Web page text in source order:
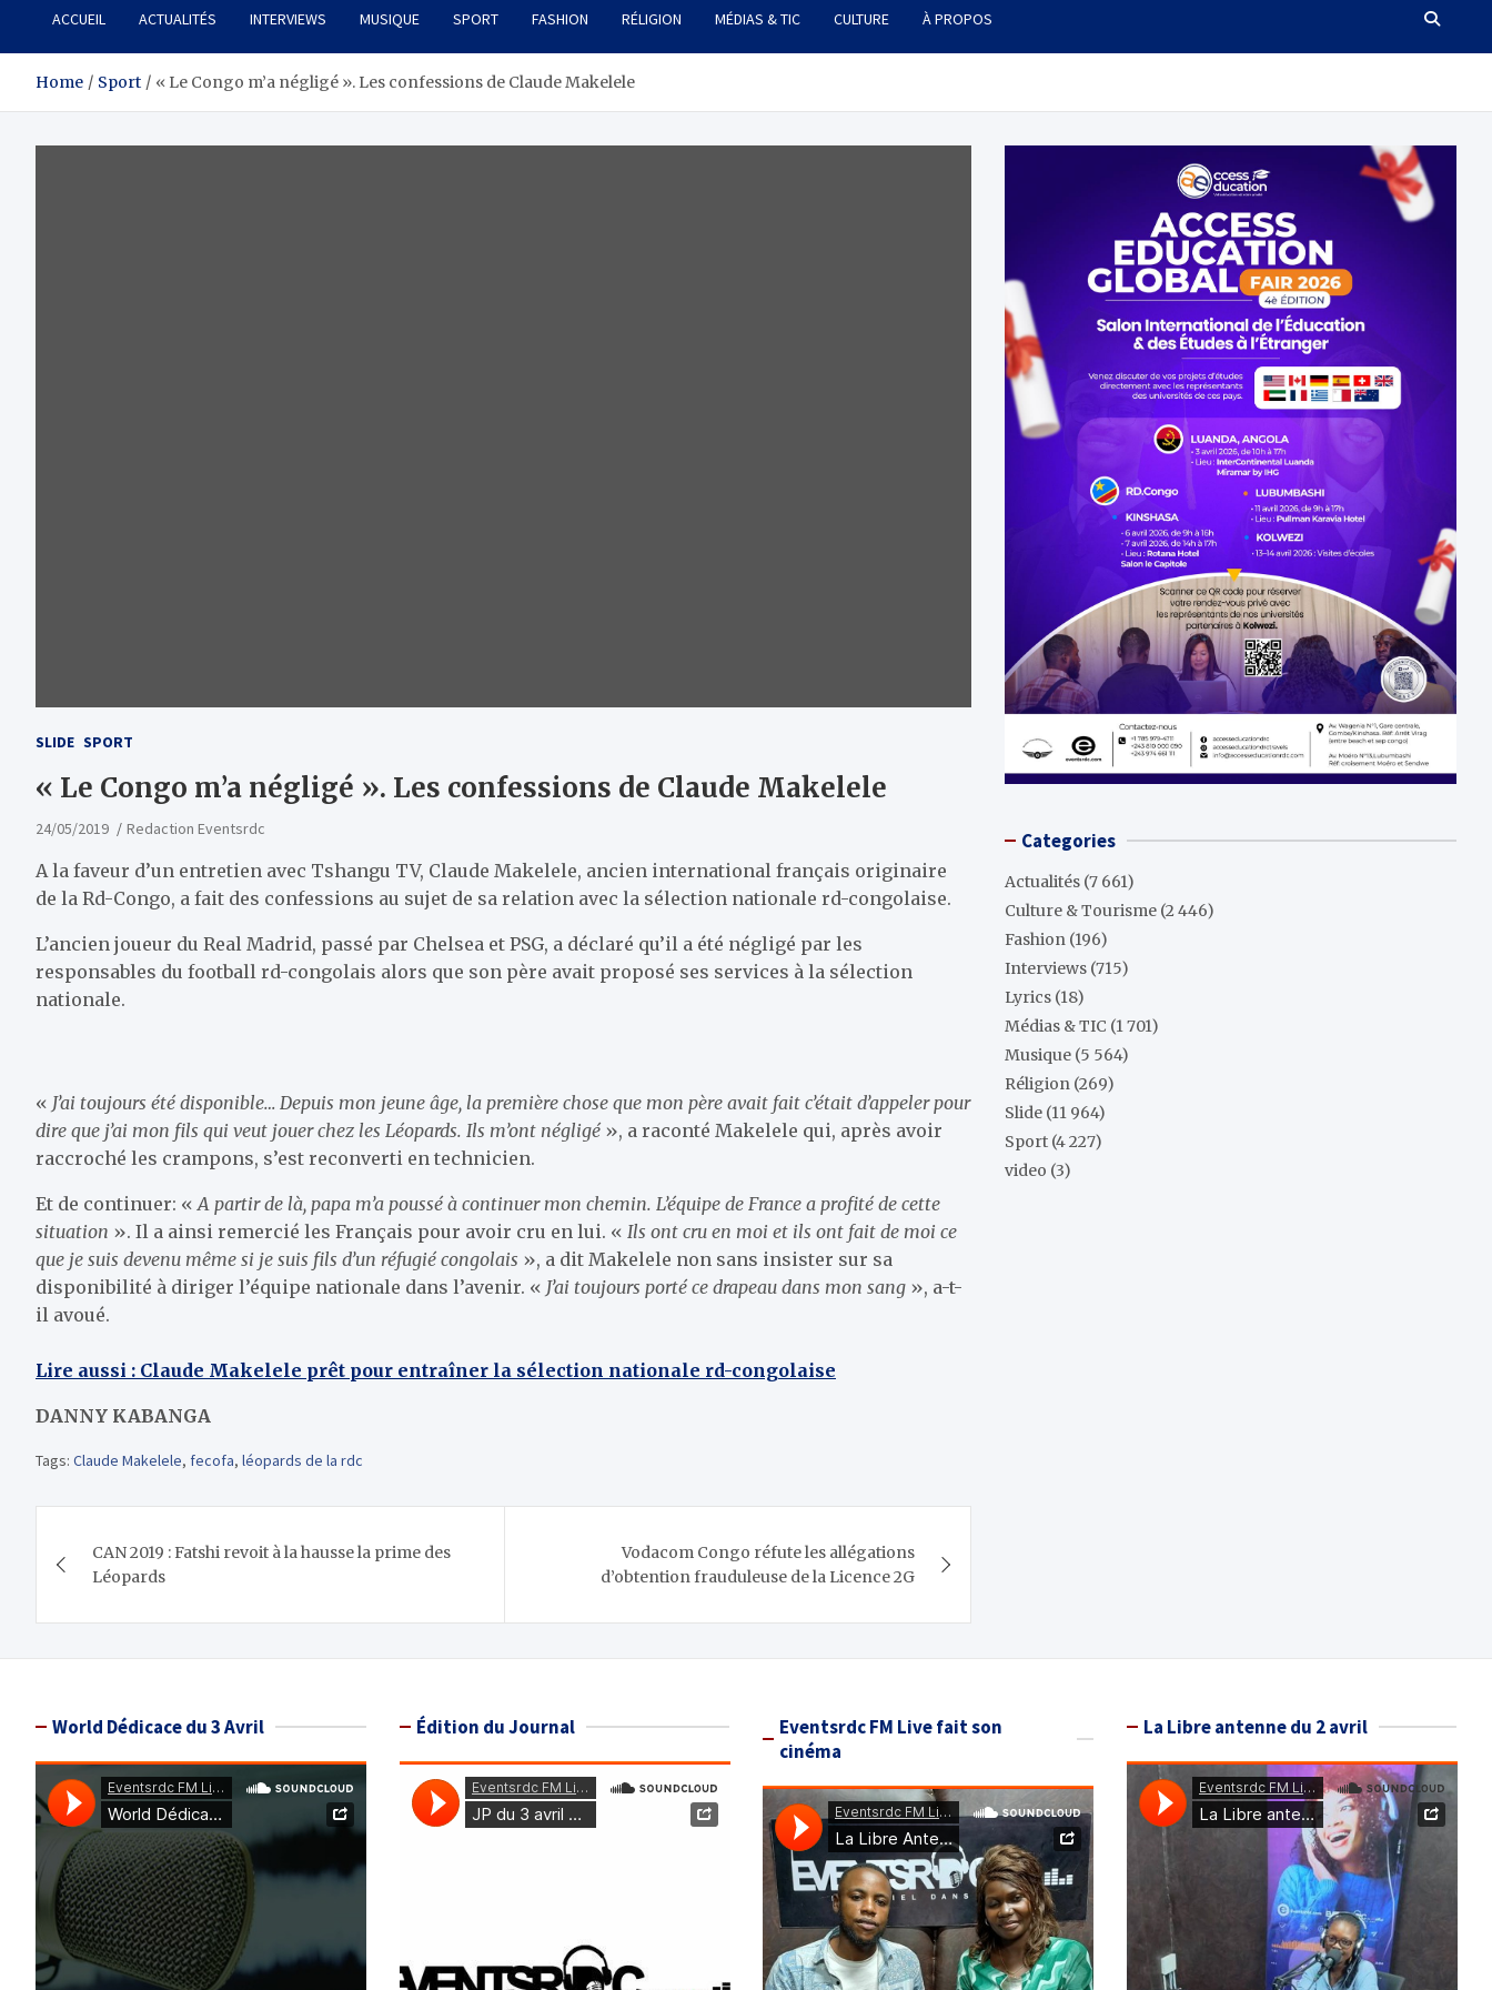
ACCUEIL ACTUALITÉS INTERVIEWS MUSIQUE SPORT FASHION RÉLIGION MÉDIAS & TIC CULTURE À PROPOS
Home Sport « Le Congo m’a négligé ». Les confessions de Claude Makelele
SLIDE SPORT
« Le Congo m’a négligé ». Les confessions de Claude Makelele
24/05/2019 Redaction Eventsrdc
A la faveur d’un entretien avec Tshangu TV, Claude Makelele, ancien international français originaire
de la Rd-Congo, a fait des confessions au sujet de sa relation avec la sélection nationale rd-congolaise.
L’ancien joueur du Real Madrid, passé par Chelsea et PSG, a déclaré qu’il a été négligé par les
responsables du football rd-congolais alors que son père avait proposé ses services à la sélection
nationale.
« J’ai toujours été disponible… Depuis mon jeune âge, la première chose que mon père avait fait c’était d’appeler pour
dire que j’ai mon fils qui veut jouer chez les Léopards. Ils m’ont négligé », a raconté Makelele qui, après avoir
raccroché les crampons, s’est reconverti en technicien.
Et de continuer: «A partir de là, papa m’a poussé à continuer mon chemin. L’équipe de France a profité de cette
situation ». Il a ainsi remercié les Français pour avoir cru en lui. « Ils ont cru en moi et ils ont fait de moi ce
que je suis devenu même si je suis fils d’un réfugié congolais », a dit Makelele non sans insister sur sa
disponibilité à diriger l’équipe nationale dans l’avenir. « J’ai toujours porté ce drapeau dans mon sang », a-t-
il avoué.
Lire aussi : Claude Makelele prêt pour entraîner la sélection nationale rd-congolaise
DANNY KABANGA
Tags: Claude Makelele, fecofa, léopards de la rdc
de
l’article
CAN 2019 : Fatshi revoit à la hausse la prime des
Léopards
Vodacom Congo réfute les allégations
d’obtention frauduleuse de la Licence 2G
Categories
Actualités (7 661)
Culture & Tourisme (2 446)
Fashion (196)
Interviews (715)
Lyrics (18)
Médias & TIC (1 701)
Musique (5 564)
Réligion (269)
Slide (11 964)
Sport (4 227)
video (3)
World Dédicace du 3 Avril Édition du Journal
Eventsrdc FM Live fait son
cinéma
La Libre antenne du 2 avril